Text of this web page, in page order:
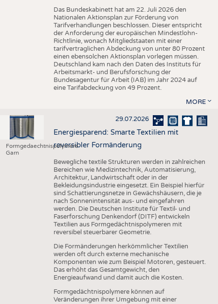
Das Bundeskabinett hat am 22. Juli 2026 den
Nationalen Aktionsplan zur Förderung von
Tarifverhandlungen beschlossen. Dieser entspricht
der Anforderung der europäischen Mindestlohn-
Richtlinie, wonach Mitgliedstaaten mit einer
tarifvertraglichen Abdeckung von unter 80 Prozent
einen ebensolchen Aktionsplan vorlegen müssen.
Deutschland kam nach den Daten des Instituts für
Arbeitsmarkt- und Berufsforschung der
Bundesagentur für Arbeit (IAB) im Jahr 2024 auf
eine Tarifabdeckung von 49 Prozent.
MORE
Formgedaechtnispolymere
Garn
29.07.2026
Energiesparend: Smarte Textilien mit
reversibler Formänderung
Bewegliche textile Strukturen werden in zahlreichen
Bereichen wie Medizintechnik, Automatisierung,
Architektur, Landwirtschaft oder in der
Bekleidungsindustrie eingesetzt. Ein Beispiel hierfür
sind Schattierungsnetze in Gewächshäusern, die je
nach Sonnenintensität aus- und eingefahren
werden. Die Deutschen Institute für Textil- und
Faserforschung Denkendorf (DITF) entwickeln
Textilien aus Formgedächtnispolymeren mit
reversibel steuerbarer Geometrie.
Die Formänderungen herkömmlicher Textilien
werden oft durch externe mechanische
Komponenten wie zum Beispiel Motoren, gesteuert.
Das erhöht das Gesamtgewicht, den
Energieaufwand und damit auch die Kosten.
Formgedächtnispolymere können auf
Veränderungen ihrer Umgebung mit einer